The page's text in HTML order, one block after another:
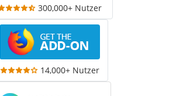
300,000+ Nutzer
14,000+ Nutzer